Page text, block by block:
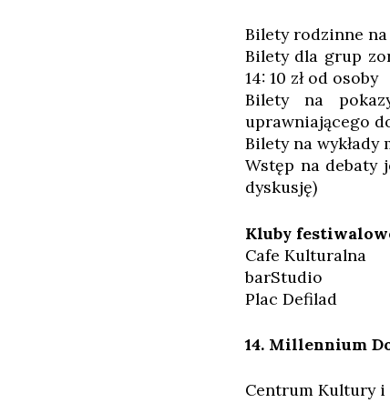
Bilety rodzinne na
Bilety dla grup
14: 10 zł od osoby
Bilety na
uprawniającego
Bilety na wykłady
Wstęp na debaty
dyskusję)
Kluby
Cafe Kulturalna
barStudio
Plac Defilad
14. Millennium
Centrum Kultury